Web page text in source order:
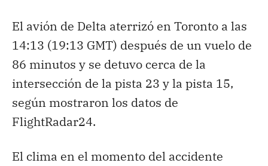
El avión de Delta aterrizó en Toronto a las
14:13 (19:13 GMT) después de un vuelo de
86 minutos y se detuvo cerca de la
intersección de la pista 23 y la pista 15,
según mostraron los datos de
FlightRadar24.
El clima en el momento del accidente